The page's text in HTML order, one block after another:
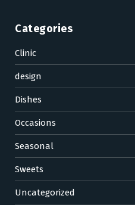
Categories
Clinic
design
Dishes
Occasions
Seasonal
Sweets
Uncategorized